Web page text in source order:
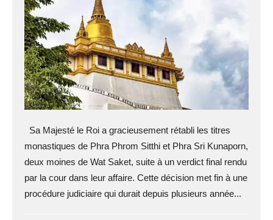
Sa Majesté le Roi a gracieusement rétabli les titres
monastiques de Phra Phrom Sitthi et Phra Sri Kunaporn,
deux moines de Wat Saket, suite à un verdict final rendu
par la cour dans leur affaire. Cette décision met fin à une
procédure judiciaire qui durait depuis plusieurs année...